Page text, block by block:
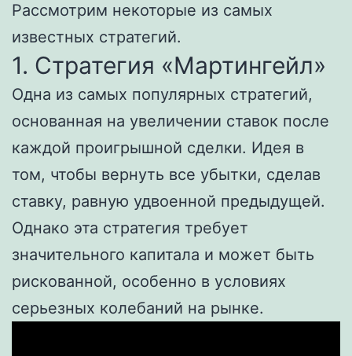
Рассмотрим некоторые из самых
известных стратегий.
1. Стратегия «Мартингейл»
Одна из самых популярных стратегий,
основанная на увеличении ставок после
каждой проигрышной сделки. Идея в
том, чтобы вернуть все убытки, сделав
ставку, равную удвоенной предыдущей.
Однако эта стратегия требует
значительного капитала и может быть
рискованной, особенно в условиях
серьезных колебаний на рынке.